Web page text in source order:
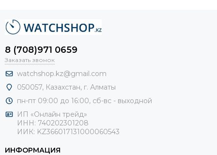
8 (708)971 0659
Заказать звонок
watchshop.kz@gmail.com
050057, Казахстан, г. Алматы
пн-пт 09:00 до 16:00, сб-вс - выходной
ИП «Онлайн трейд»
ИНН: 740202301208
ИИК: KZ366017131000060543
ИНФОРМАЦИЯ